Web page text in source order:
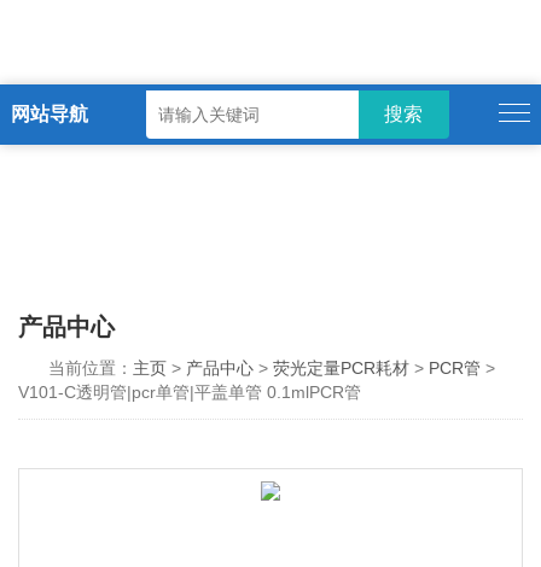
网站导航
产品中心
当前位置： 主页> 产品中心 >荧光定量PCR耗材 > PCR管 >
V101-C透明管|pcr单管|平盖单管 0.1mlPCR管